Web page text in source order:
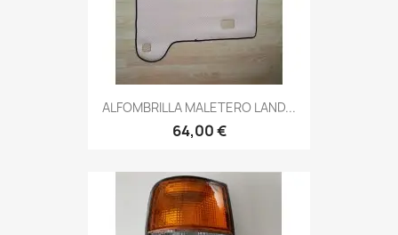
ALFOMBRILLA MALETERO LAND...
64,00 €